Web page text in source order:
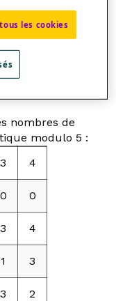
les nombres
(n– 1).
à (n– 1), on
reste de cette
nombres de
modulo 5 :
3 4
0 0
3 4
1 3
3 2
les cookies